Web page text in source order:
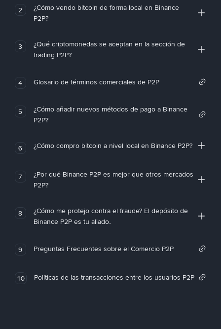
2
¿Cómo vendo bitcoin de forma local en Binance
P2P?
3
¿Qué criptomonedas se aceptan en la sección de
trading P2P?
4 Glosario de términos comerciales de P2P
5
¿Cómo añadir nuevos métodos de pago a Binance
P2P?
6 ¿Cómo compro bitcoin a nivel local en Binance P2P?
7
¿Por qué Binance P2P es mejor que otros mercados
P2P?
8
¿Cómo me protejo contra el fraude? El depósito de
Binance P2P es tu aliado.
9 Preguntas Frecuentes sobre el Comercio P2P
10 Políticas de las transacciones entre los usuarios P2P